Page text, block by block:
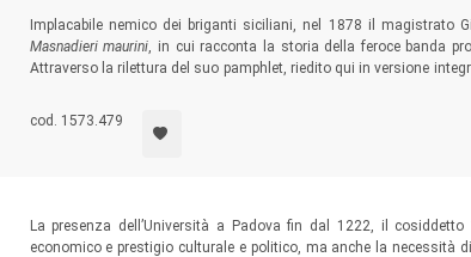
Implacabile nemico dei briganti siciliani, nel 1878 il magistrato
Masnadieri maurini, in cui racconta la storia della feroce banda
Attraverso la rilettura del suo pamphlet, riedito qui in versione
volume propone una riflessione a più voci sul brigantaggio
percezione, spesso controversa, del fenomeno.
cod. 1573.479
La presenza dell’Università a Padova fin dal 1222, il
economico e prestigio culturale e politico, ma anche la necessità